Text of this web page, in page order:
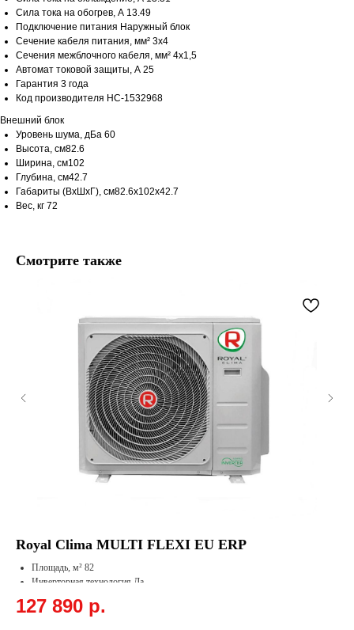
Сила тока на обогрев, А 13.49
Подключение питания Наружный блок
Сечение кабеля питания, мм² 3x4
Сечения межблочного кабеля, мм² 4x1,5
Автомат токовой защиты, А 25
Гарантия 3 года
Код производителя НС-1532968
Внешний блок
Уровень шума, дБа 60
Высота, см82.6
Ширина, см102
Глубина, см42.7
Габариты (ВхШхГ), см82.6x102x42.7
Вес, кг 72
Смотрите также
Royal Clima MULTI FLEXI EU ERP
Площадь, м² 82
Инверторная технология Да
Цвет Белый
127 890 р.